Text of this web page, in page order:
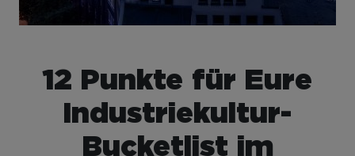
12 Punkte für Eure
Industriekultur-
Bucketlist im